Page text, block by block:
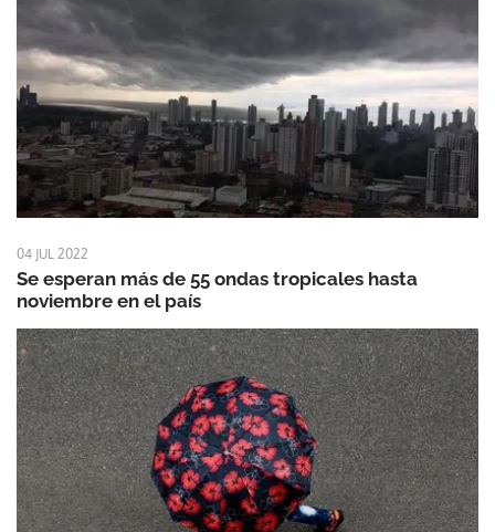
04 JUL 2022
Se esperan más de 55 ondas tropicales hasta
noviembre en el país